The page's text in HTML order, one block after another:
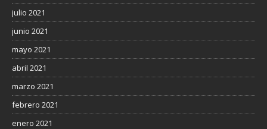
julio 2021
junio 2021
mayo 2021
abril 2021
marzo 2021
febrero 2021
enero 2021